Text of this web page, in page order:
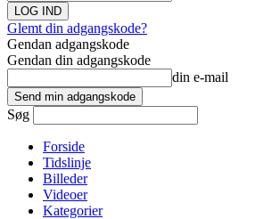
Glemt din adgangskode?
Gendan adgangskode
Gendan din adgangskode
din e-mail
Søg
Forside
Tidslinje
Billeder
Videoer
Kategorier